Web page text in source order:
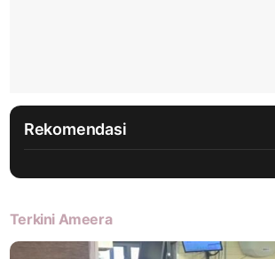
Rekomendasi
Terkini Ameera